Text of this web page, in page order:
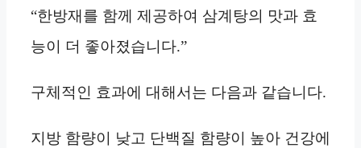
“한방재를 함께 제공하여 삼계탕의 맛과 효
능이 더 좋아졌습니다.”
구체적인 효과에 대해서는 다음과 같습니다.
지방 함량이 낮고 단백질 함량이 높아 건강에